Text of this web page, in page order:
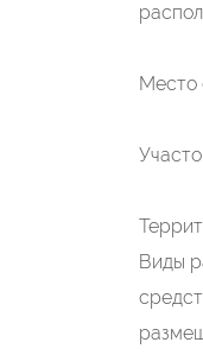
Место
Виды